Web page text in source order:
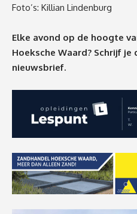
Foto’s: Killian Lindenburg
Elke avond op de hoogte
Hoeksche Waard? Schrijf je
nieuwsbrief.